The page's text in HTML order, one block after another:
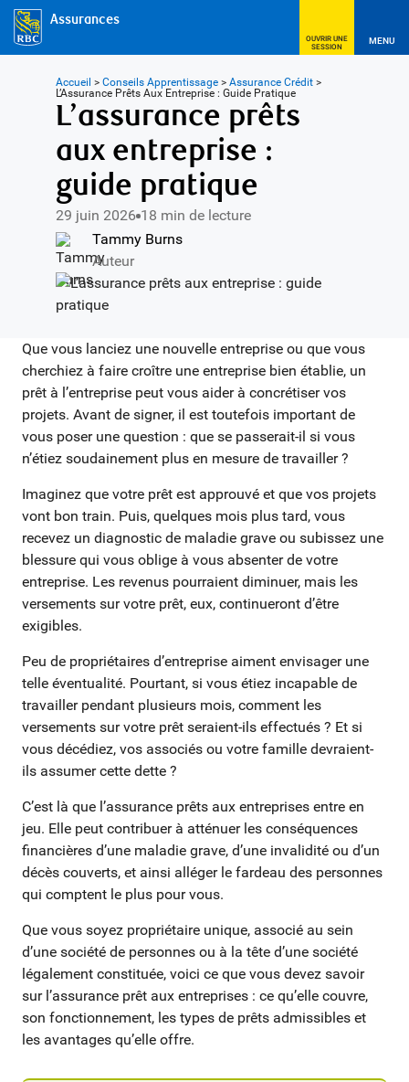
Assurances
OUVRIR UNE
SESSION
MENU
Accueil > Conseils Apprentissage> Assurance Crédit>
L’assurance Prêts Aux Entreprise : Guide Pratique
L’assurance prêts
aux entreprise :
guide pratique
29 juin 2026 18 min de lecture
Tammy Burns
Auteur
Que vous lanciez une nouvelle entreprise ou que vous
cherchiez à faire croître une entreprise bien établie, un
prêt à l’entreprise peut vous aider à concrétiser vos
projets. Avant de signer, il est toutefois important de
vous poser une question : que se passerait-il si vous
n’étiez soudainement plus en mesure de travailler ?
Imaginez que votre prêt est approuvé et que vos projets
vont bon train. Puis, quelques mois plus tard, vous
recevez un diagnostic de maladie grave ou subissez une
blessure qui vous oblige à vous absenter de votre
entreprise. Les revenus pourraient diminuer, mais les
versements sur votre prêt, eux, continueront d’être
exigibles.
Peu de propriétaires d’entreprise aiment envisager une
telle éventualité. Pourtant, si vous étiez incapable de
travailler pendant plusieurs mois, comment les
versements sur votre prêt seraient-ils effectués ? Et si
vous décédiez, vos associés ou votre famille devraient-
ils assumer cette dette ?
C’est là que l’assurance prêts aux entreprises entre en
jeu. Elle peut contribuer à atténuer les conséquences
financières d’une maladie grave, d’une invalidité ou d’un
décès couverts, et ainsi alléger le fardeau des personnes
qui comptent le plus pour vous.
Que vous soyez propriétaire unique, associé au sein
d’une société de personnes ou à la tête d’une société
légalement constituée, voici ce que vous devez savoir
sur l’assurance prêt aux entreprises : ce qu’elle couvre,
son fonctionnement, les types de prêts admissibles et
les avantages qu’elle offre.